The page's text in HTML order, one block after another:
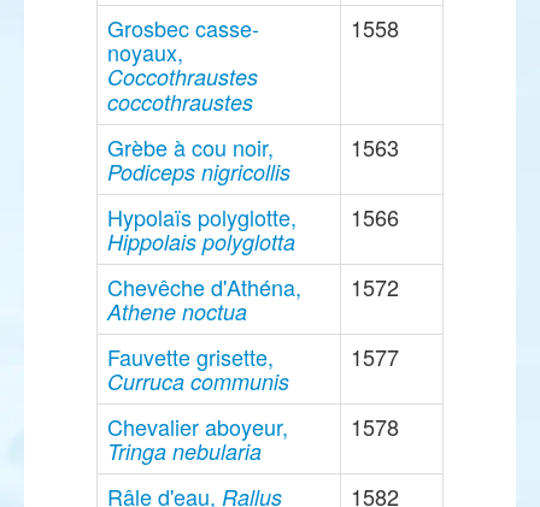
Grosbec casse-
noyaux,
Coccothraustes
coccothraustes
1558
Grèbe à cou noir,
Podiceps nigricollis
1563
Hypolaïs polyglotte,
Hippolais polyglotta
1566
Chevêche d'Athéna,
Athene noctua
1572
Fauvette grisette,
Curruca communis
1577
Chevalier aboyeur,
Tringa nebularia
1578
Râle d'eau, Rallus
1582